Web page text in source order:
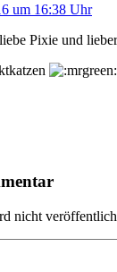
um 16:38 Uhr
Pixie und
nicht